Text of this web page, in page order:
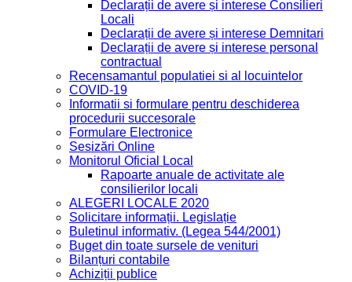
Declarații de avere și interese Consilieri
Locali
Declarații de avere și interese Demnitari
Declarații de avere și interese personal
contractual
Recensamantul populatiei si al locuintelor
COVID-19
Informatii si formulare pentru deschiderea
procedurii succesorale
Formulare Electronice
Sesizări Online
Monitorul Oficial Local
Rapoarte anuale de activitate ale
consilierilor locali
ALEGERI LOCALE 2020
Solicitare informații. Legislație
Buletinul informativ. (Legea 544/2001)
Buget din toate sursele de venituri
Bilanțuri contabile
Achiziții publice